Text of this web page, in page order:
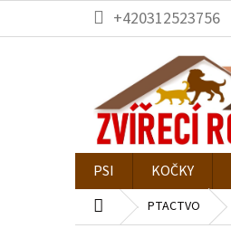
obsah
+420312523756
PSI KOČKY
Domů PTACTVO